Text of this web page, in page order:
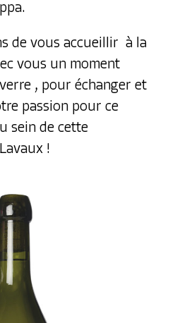
de vous accueillir à la
vous un moment
, pour échanger et
passion pour ce
sein de cette
!